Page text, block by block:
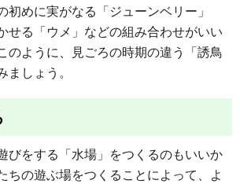
初めに実がなる「ジューンベリー」
せる「ウメ」などの組み合わせがいい
のように、見ごろの時期の違う「誘鳥
しょう。
びをする「水場」をつくるのもいいか
ちの遊ぶ場をつくることによって、よ